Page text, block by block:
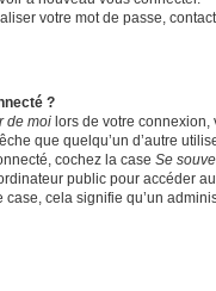
votre mot de passe,
?
de moi lors de votre connexion,
que quelqu’un d’autre
cochez la case Se
public pour accéder
cela signifie qu’un